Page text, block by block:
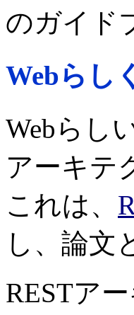
のガイド
Webらし
Webらし
アーキテ
これは、
し、論文
RESTア